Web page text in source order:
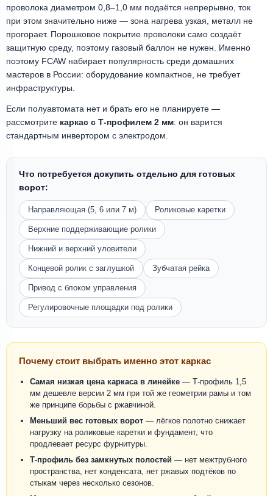
проволока диаметром 0,8–1,0 мм подаётся непрерывно, ток
при этом значительно ниже — зона нагрева узкая, металл не
прогорает. Порошковое покрытие проволоки само создаёт
защитную среду, поэтому газовый баллон не нужен. Именно
поэтому FCAW набирает популярность среди домашних
мастеров в России: оборудование компактное, не требует
инфраструктуры.
Если полуавтомата нет и брать его не планируете —
рассмотрите каркас с Т-профилем 2 мм: он варится
стандартным инвертором с электродом.
Что потребуется докупить отдельно для готовых
ворот:
Направляющая (5, 6 или 7 м) Роликовые каретки
Верхние поддерживающие ролики
Нижний и верхний уловители
Концевой ролик с заглушкой Зубчатая рейка
Привод с блоком управления
Регулировочные площадки под ролики
Почему стоит выбрать именно этот каркас
Самая низкая цена каркаса в линейке — Т-профиль 1,5
мм дешевле версии 2 мм при той же геометрии рамы и том
же принципе борьбы с ржавчиной.
Меньший вес готовых ворот — лёгкое полотно снижает
нагрузку на роликовые каретки и фундамент, что
продлевает ресурс фурнитуры.
Т-профиль без замкнутых полостей — нет межтрубного
пространства, нет конденсата, нет ржавых подтёков по
стыкам через несколько сезонов.